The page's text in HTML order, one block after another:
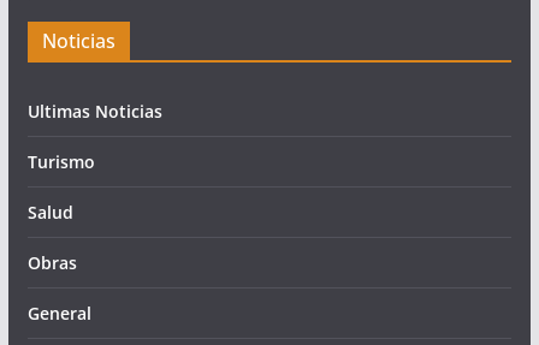
Noticias
Ultimas Noticias
Turismo
Salud
Obras
General